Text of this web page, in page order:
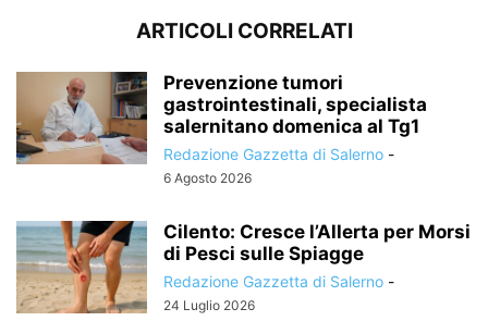
ARTICOLI CORRELATI
Prevenzione tumori
gastrointestinali, specialista
salernitano domenica al Tg1
Redazione Gazzetta di Salerno -
6 Agosto 2026
Cilento: Cresce l’Allerta per Morsi
di Pesci sulle Spiagge
Redazione Gazzetta di Salerno -
24 Luglio 2026